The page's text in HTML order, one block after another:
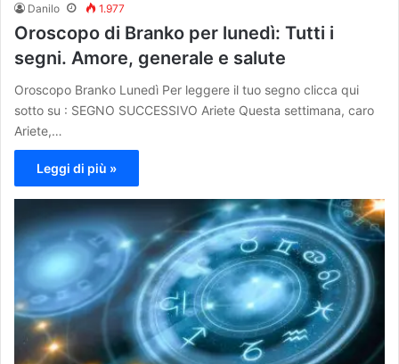
Danilo 1.977
Oroscopo di Branko per lunedì: Tutti i
segni. Amore, generale e salute
Oroscopo Branko Lunedì Per leggere il tuo segno clicca qui
sotto su : SEGNO SUCCESSIVO Ariete Questa settimana, caro
Ariete,…
Leggi di più »